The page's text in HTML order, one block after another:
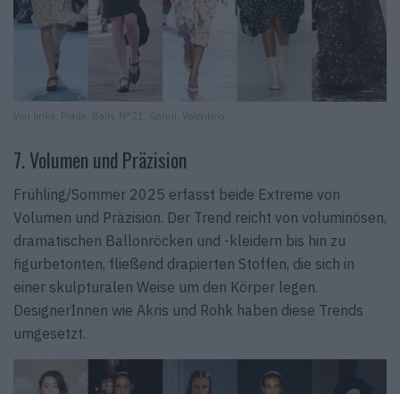
Von links: Prada, Bally, N°21, Ganni, Valentino
7. Volumen und Präzision
Frühling/Sommer 2025 erfasst beide Extreme von
Volumen und Präzision. Der Trend reicht von voluminösen,
dramatischen Ballonröcken und -kleidern bis hin zu
figurbetonten, fließend drapierten Stoffen, die sich in
einer skulpturalen Weise um den Körper legen.
DesignerInnen wie Akris und Rohk haben diese Trends
umgesetzt.